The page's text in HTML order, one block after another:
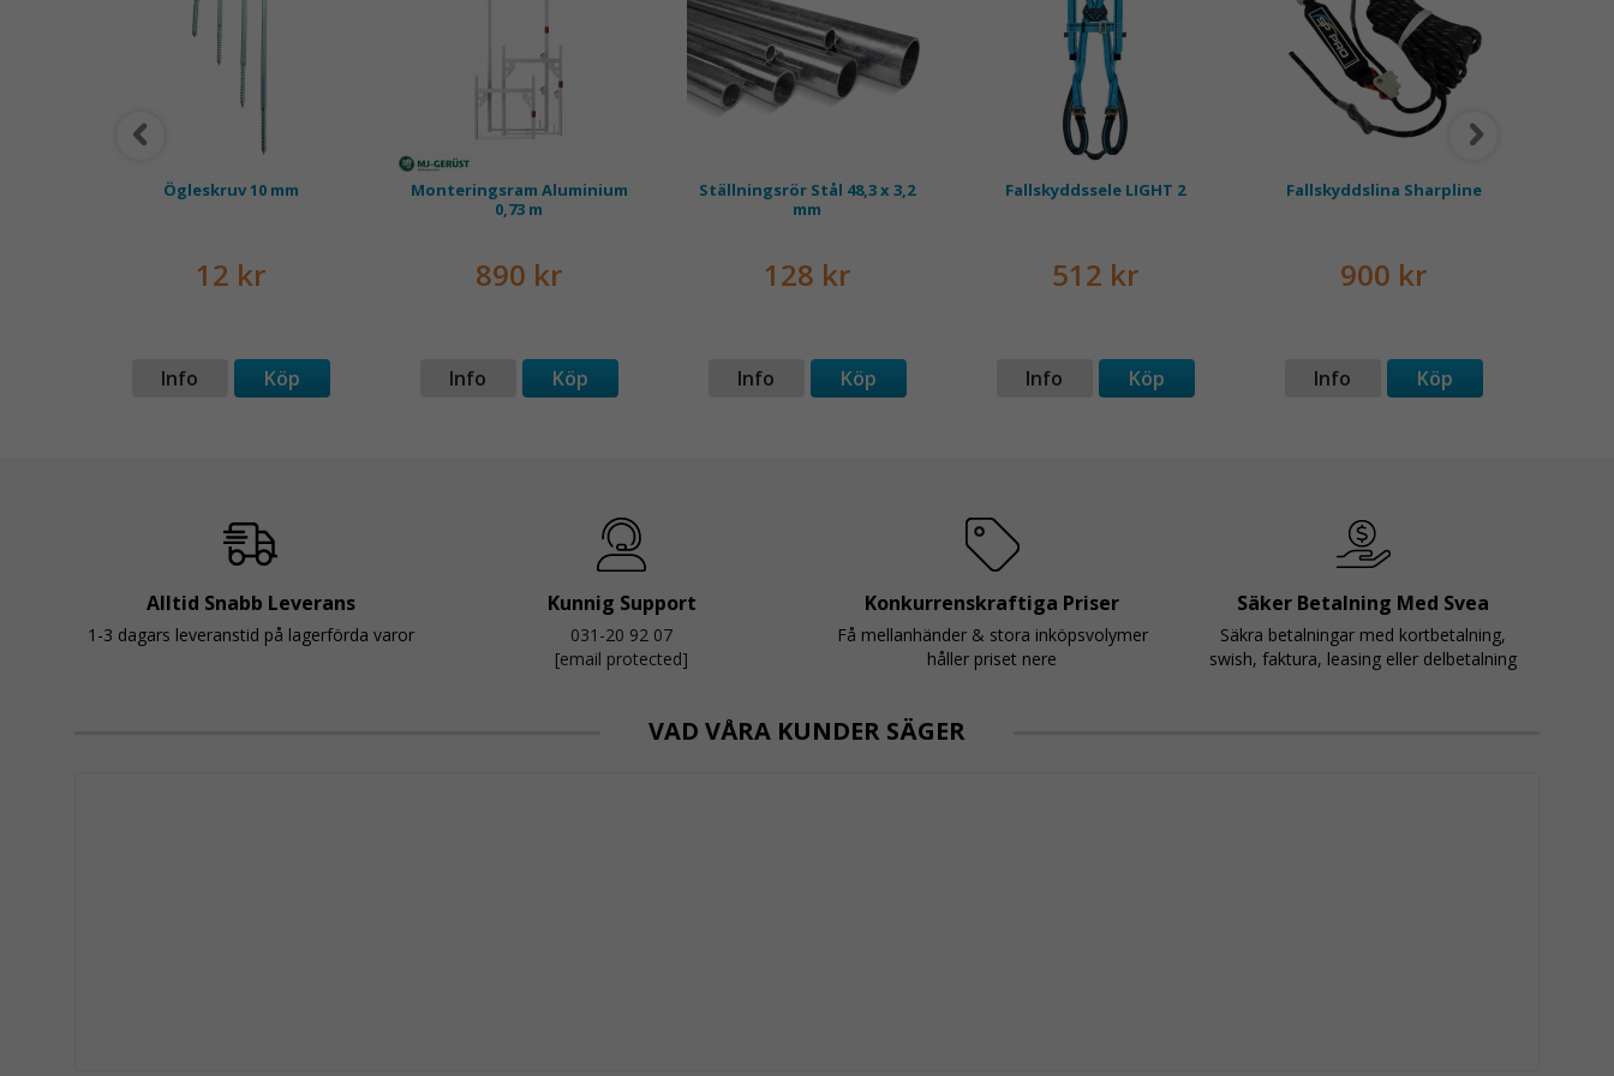
Ögleskruv 10 mm
12 kr
Info Köp
Monteringsram Aluminium
0,73 m
890 kr
Info Köp
Ställningsrör Stål 48,3 x 3,2
mm
128 kr
Info Köp
Fallskyddssele LIGHT 2
512 kr
Info Köp
Fallskyddslina Sharpline
900 kr
Info Köp
Alltid Snabb Leverans
1-3 dagars leveranstid på lagerförda varor
Kunnig Support
031-20 92 07
[email protected]
Konkurrenskraftiga Priser
Få mellanhänder & stora inköpsvolymer
håller priset nere
Säker Betalning Med Svea
Säkra betalningar med kortbetalning,
swish, faktura, leasing eller delbetalning
VAD VÅRA KUNDER SÄGER